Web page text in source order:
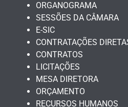
ORGANOGRAMA
SESSÕES DA CÂMARA
E-SIC
CONTRATAÇÕES
CONTRATOS
LICITAÇÕES
MESA DIRETORA
ORÇAMENTO
RECURSOS HUMANOS